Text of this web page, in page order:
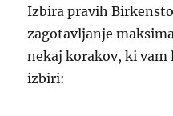
Izbira pravih
zagotavljanje
nekaj korakov, ki vam
izbiri: